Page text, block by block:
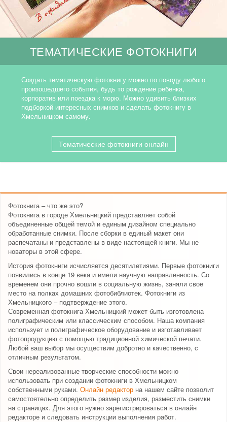
ТЕМАТИЧЕСКИЕ ФОТОКНИГИ
Создать тематическую фотокнигу можно по поводу любого
произошедшего события, будь то рождение ребенка,
корпоратив или поездка к морю. Можно удивить близких
подборкой интересных снимков и сделать фотокнигу в
Хмельницком самому.
Тематические фотокниги онлайн
Фотокнига – что же это?
Фотокнига в городе Хмельницкий представляет собой
объединенные общей темой и единым дизайном специально
обработанные снимки. После сборки в единый макет они
распечатаны и представлены в виде настоящей книги. Мы не
новаторы в этой сфере.
История фотокниги исчисляется десятилетиями. Первые фотокниги
появились в конце 19 века и имели научную направленность. Со
временем они прочно вошли в социальную жизнь, заняли свое
место на полках домашних фотобиблиотек. Фотокниги из
Хмельницкого – подтверждение этого.
Современная фотокнига Хмельницкий может быть изготовлена
полиграфическим или классическим способом. Наша компания
использует и полиграфическое оборудование и изготавливает
фотопродукцию с помощью традиционной химической печати.
Любой ваш выбор мы осуществим добротно и качественно, с
отличным результатом.
Свои нереализованные творческие способности можно
использовать при создании фотокниги в Хмельницком
собственными руками. Онлайн редактор на нашем сайте позволит
самостоятельно определить размер изделия, разместить снимки
на страницах. Для этого нужно зарегистрироваться в онлайн
редакторе и следовать инструкции выполнения работ.